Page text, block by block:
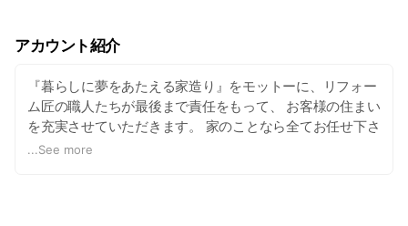
アカウント紹介
『暮らしに夢をあたえる家造り』をモットーに、リフォー
ム匠の職人たちが最後まで責任をもって、 お客様の住まい
を充実させていただきます。 家のことなら全てお任せ下さ
い！ 創業26年のリフォーム会社ならではの商品知識で、
...See more